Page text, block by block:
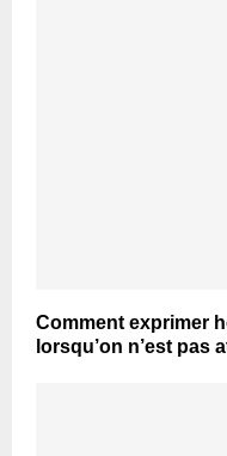
Comment exprimer
lorsqu’on n’est pas